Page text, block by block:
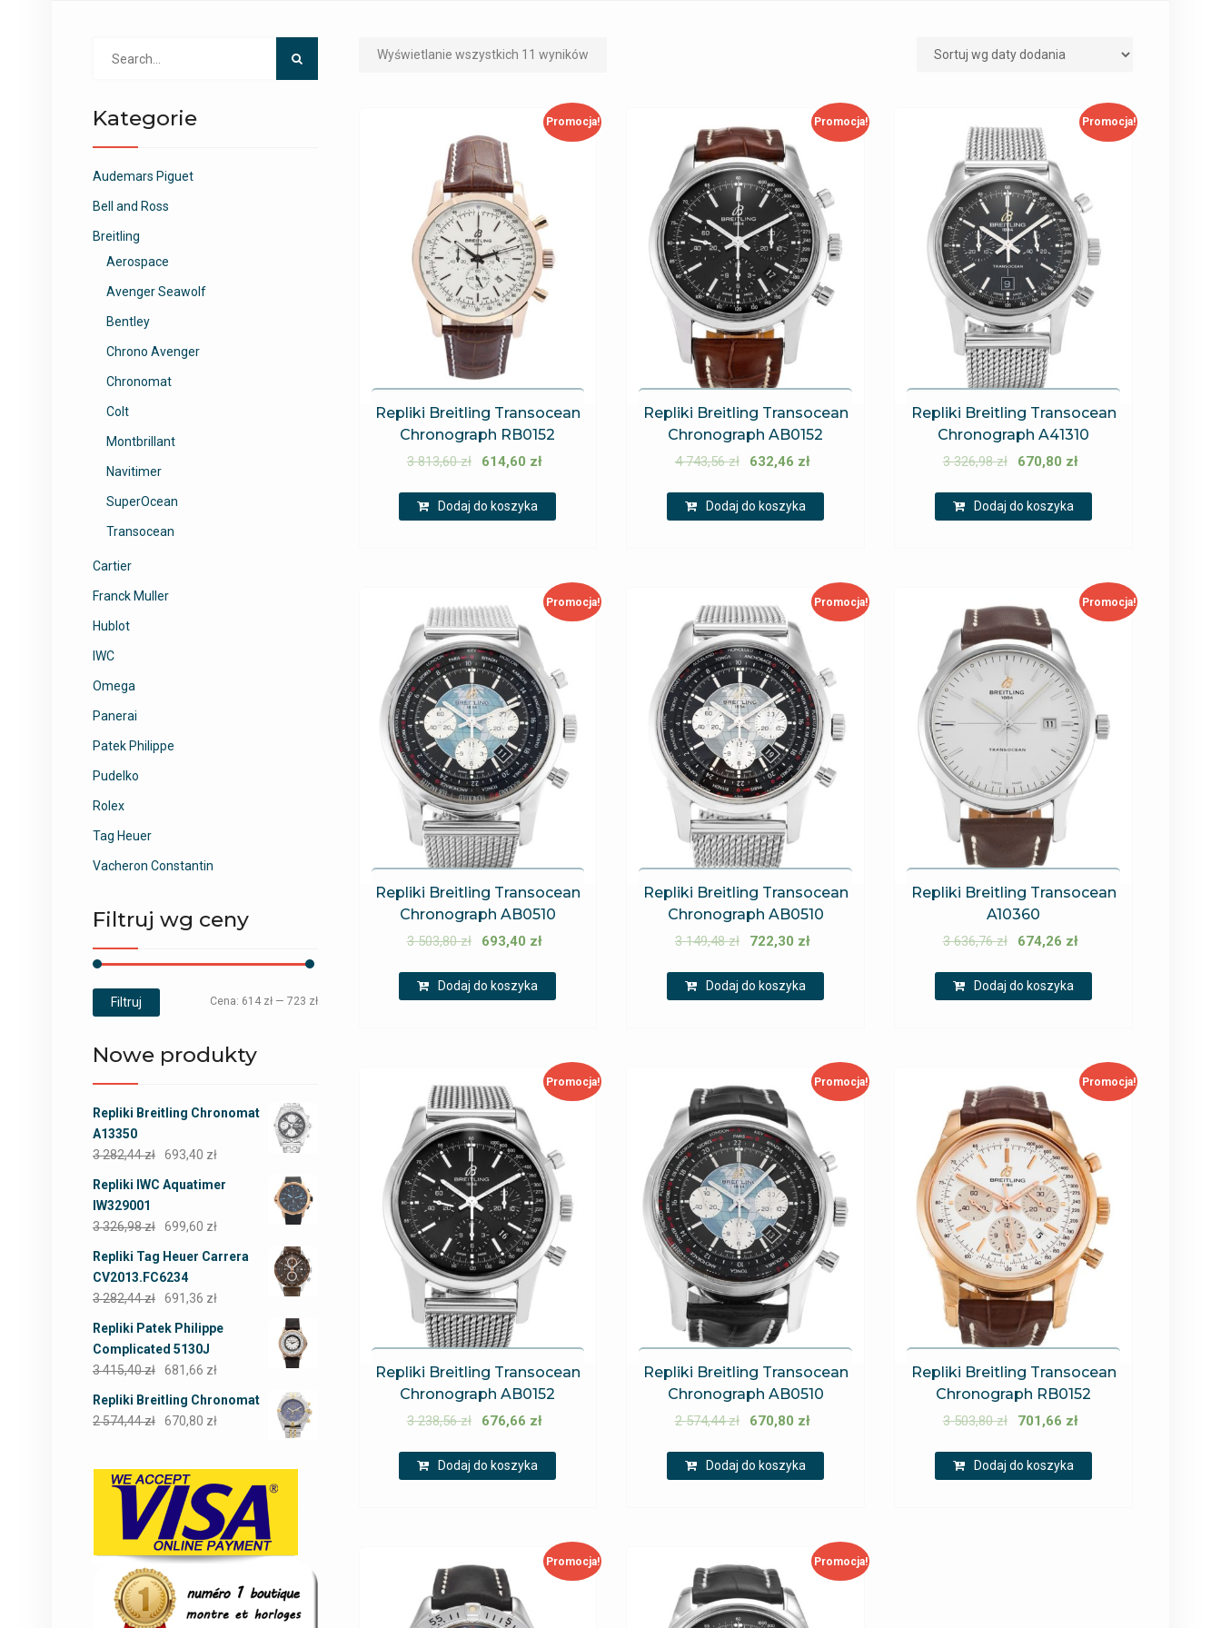
Wyświetlanie wszystkich 11 wyników
Promocja!
Repliki Breitling Transocean
Chronograph RB0152
3 813,60zł 614,60 zł
Dodaj do koszyka
Promocja!
Repliki Breitling Transocean
Chronograph AB0152
4 743,56zł 632,46 zł
Dodaj do koszyka
Promocja!
Repliki Breitling Transocean
Chronograph A41310
3 326,98zł 670,80 zł
Dodaj do koszyka
Promocja!
Repliki Breitling Transocean
Chronograph AB0510
3 503,80zł 693,40 zł
Dodaj do koszyka
Promocja!
Repliki Breitling Transocean
Chronograph AB0510
3 149,48zł 722,30 zł
Dodaj do koszyka
Promocja!
Repliki Breitling Transocean
A10360
3 636,76zł 674,26 zł
Dodaj do koszyka
Promocja!
Repliki Breitling Transocean
Chronograph AB0152
3 238,56zł 676,66 zł
Dodaj do koszyka
Promocja!
Repliki Breitling Transocean
Chronograph AB0510
2 574,44zł 670,80 zł
Dodaj do koszyka
Promocja!
Repliki Breitling Transocean
Chronograph RB0152
3 503,80zł 701,66 zł
Dodaj do koszyka
Promocja! Promocja!
Kategorie
Audemars Piguet
Bell and Ross
Breitling
Aerospace
Avenger Seawolf
Bentley
Chrono Avenger
Chronomat
Colt
Montbrillant
Navitimer
SuperOcean
Transocean
Cartier
Franck Muller
Hublot
IWC
Omega
Panerai
Patek Philippe
Pudelko
Rolex
Tag Heuer
Vacheron Constantin
Filtruj wg ceny
Filtruj Cena: 614 zł— 723 zł
Nowe produkty
Repliki Breitling Chronomat
A13350
3 282,44zł 693,40 zł
Repliki IWC Aquatimer
IW329001
3 326,98zł 699,60 zł
Repliki Tag Heuer Carrera
CV2013.FC6234
3 282,44zł 691,36 zł
Repliki Patek Philippe
Complicated 5130J
3 415,40zł 681,66 zł
Repliki Breitling Chronomat
2 574,44zł 670,80 zł